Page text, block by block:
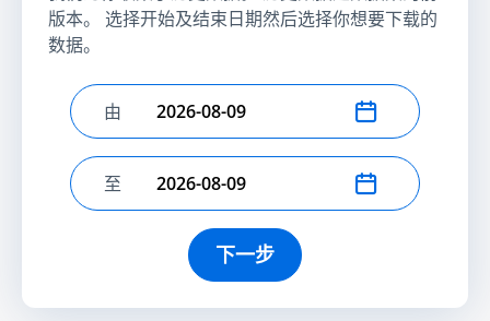
版本。 选择开始及结束日期然后选择你想要下载的
数据。
选择开始日期
由
选择结束日期
至
下一步